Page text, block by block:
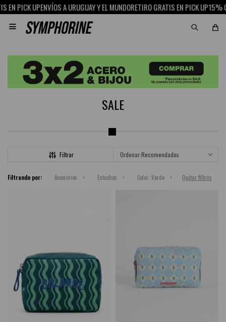
EN PICK UPENVÍOS A URUGUAY Y EL MUNDORETIRO GRATIS EN PICK UP15%

SALE
Recomendados
Filtrando por: Accesorios Estuches Color: Verde Quitar filtros